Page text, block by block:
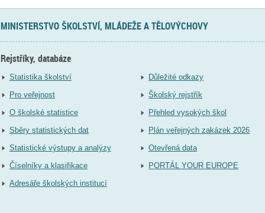
MINISTERSTVO ŠKOLSTVÍ, MLÁDEŽE A TĚLOVÝCHOVY
Rejstříky, databáze
Statistika školství
Pro veřejnost
O školské statistice
Sběry statistických dat
Statistické výstupy a analýzy
Číselníky a klasifikace
Adresáře školských institucí
Důležité odkazy
Školský rejstřík
Přehled vysokých škol
Plán veřejných zakázek 2026
Otevřená data
PORTÁL YOUR EUROPE